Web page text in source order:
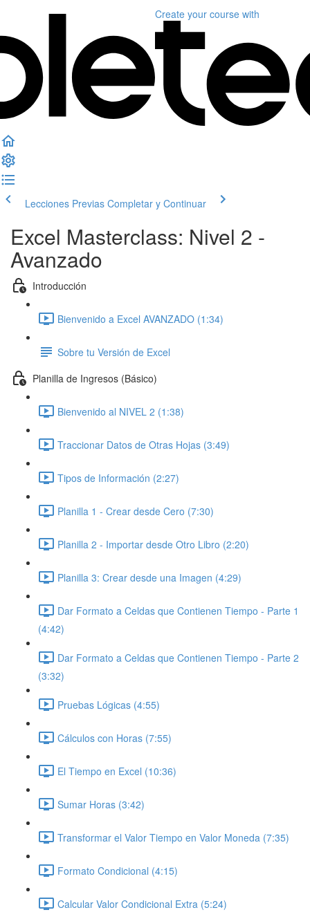
Create your course with
Lecciones Previas Completar y Continuar
Excel Masterclass: Nivel 2 -
Avanzado
Introducción
Bienvenido a Excel AVANZADO (1:34)
Sobre tu Versión de Excel
Planilla de Ingresos (Básico)
Bienvenido al NIVEL 2 (1:38)
Traccionar Datos de Otras Hojas (3:49)
Tipos de Información (2:27)
Planilla 1 - Crear desde Cero (7:30)
Planilla 2 - Importar desde Otro Libro (2:20)
Planilla 3: Crear desde una Imagen (4:29)
Dar Formato a Celdas que Contienen Tiempo - Parte 1
(4:42)
Dar Formato a Celdas que Contienen Tiempo - Parte 2
(3:32)
Pruebas Lógicas (4:55)
Cálculos con Horas (7:55)
El Tiempo en Excel (10:36)
Sumar Horas (3:42)
Transformar el Valor Tiempo en Valor Moneda (7:35)
Formato Condicional (4:15)
Calcular Valor Condicional Extra (5:24)